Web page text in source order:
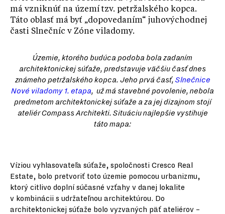
má vzniknúť na území tzv. petržalského kopca.
Táto oblasť má byť „dopovedaním“ juhovýchodnej
časti Slnečníc v Zóne viladomy.
Územie, ktorého budúca podoba bola zadaním
architektonickej súťaže, predstavuje väčšiu časť dnes
známeho petržalského kopca. Jeho prvá časť, Slnečnice
Nové viladomy 1. etapa, už má stavebné povolenie, nebola
predmetom architektonickej súťaže a za jej dizajnom stojí
ateliér Compass Architekti. Situáciu najlepšie vystihuje
táto mapa:
Víziou vyhlasovateľa súťaže, spoločnosti Cresco Real
Estate, bolo pretvoriť toto územie pomocou urbanizmu,
ktorý citlivo doplní súčasné vzťahy v danej lokalite
v kombinácii s udržateľnou architektúrou. Do
architektonickej súťaže bolo vyzvaných päť ateliérov –